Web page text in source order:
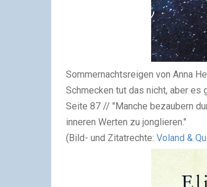
Sommernachtsreigen von Anna
Schmecken tut das nicht, aber es
Seite 87 // "Manche bezaubern
inneren Werten zu jonglieren."
(Bild- und Zitatrechte: Voland &